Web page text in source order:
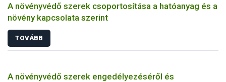
A növényvédő szerek csoportosítása a hatóanyag és a
növény kapcsolata szerint
TOVÁBB
A növényvédő szerek engedélyezéséről és